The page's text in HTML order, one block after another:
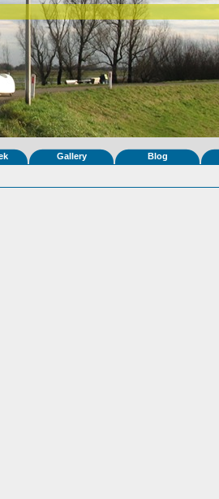
Gallery Blog